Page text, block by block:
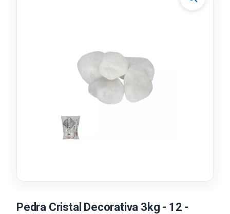
Pedra Cristal Decorativa 3kg - 12 -